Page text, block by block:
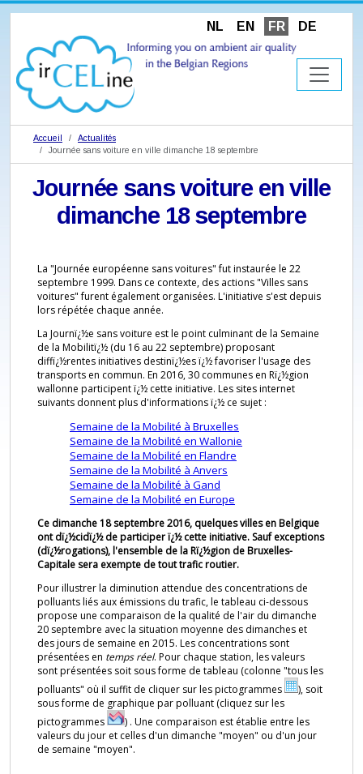
NL EN FR DE
Accueil
Actualités
Journée sans voiture en ville dimanche 18 septembre
Journée sans voiture en ville
dimanche 18 septembre